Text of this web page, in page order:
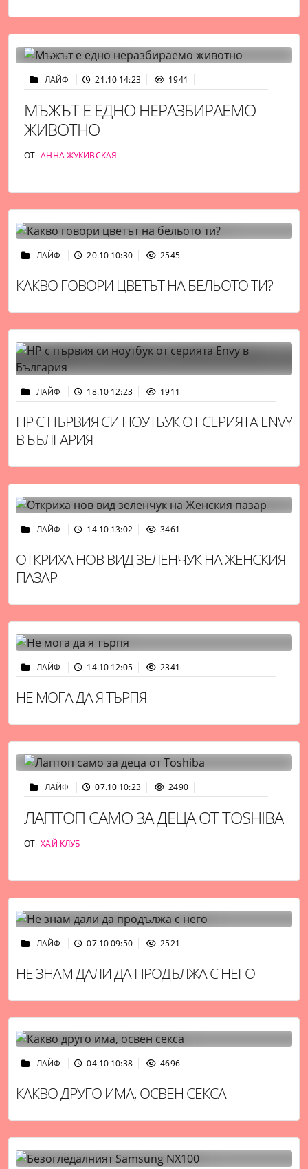
ЛАЙФ 21.10 14:23 1941
МЪЖЪТ Е ЕДНО НЕРАЗБИРАЕМО
ЖИВОТНО
ОТ АННА ЖУКИВСКАЯ
ЛАЙФ 20.10 10:30 2545
КАКВО ГОВОРИ ЦВЕТЪТ НА БЕЛЬОТО ТИ?
ЛАЙФ 18.10 12:23 1911
HP С ПЪРВИЯ СИ НОУТБУК ОТ СЕРИЯТА ENVY
В БЪЛГАРИЯ
ЛАЙФ 14.10 13:02 3461
ОТКРИХА НОВ ВИД ЗЕЛЕНЧУК НА ЖЕНСКИЯ
ПАЗАР
ЛАЙФ 14.10 12:05 2341
НЕ МОГА ДА Я ТЪРПЯ
ЛАЙФ 07.10 10:23 2490
ЛАПТОП САМО ЗА ДЕЦА ОТ TOSHIBA
ОТ ХАЙ КЛУБ
ЛАЙФ 07.10 09:50 2521
НЕ ЗНАМ ДАЛИ ДА ПРОДЪЛЖА С НЕГО
ЛАЙФ 04.10 10:38 4696
КАКВО ДРУГО ИМА, ОСВЕН СЕКСА